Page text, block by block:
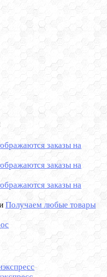
заказы на
заказы на
заказы на
Получаем любые товары